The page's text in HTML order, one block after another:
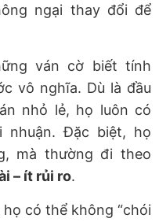
ngại thay đổi để
ván cờ biết tính
vô nghĩa. Dù là đầu
nhỏ lẻ, họ luôn có
nhuận. Đặc biệt, họ
mà thường đi theo
– ít rủi ro.
có thể không “chói